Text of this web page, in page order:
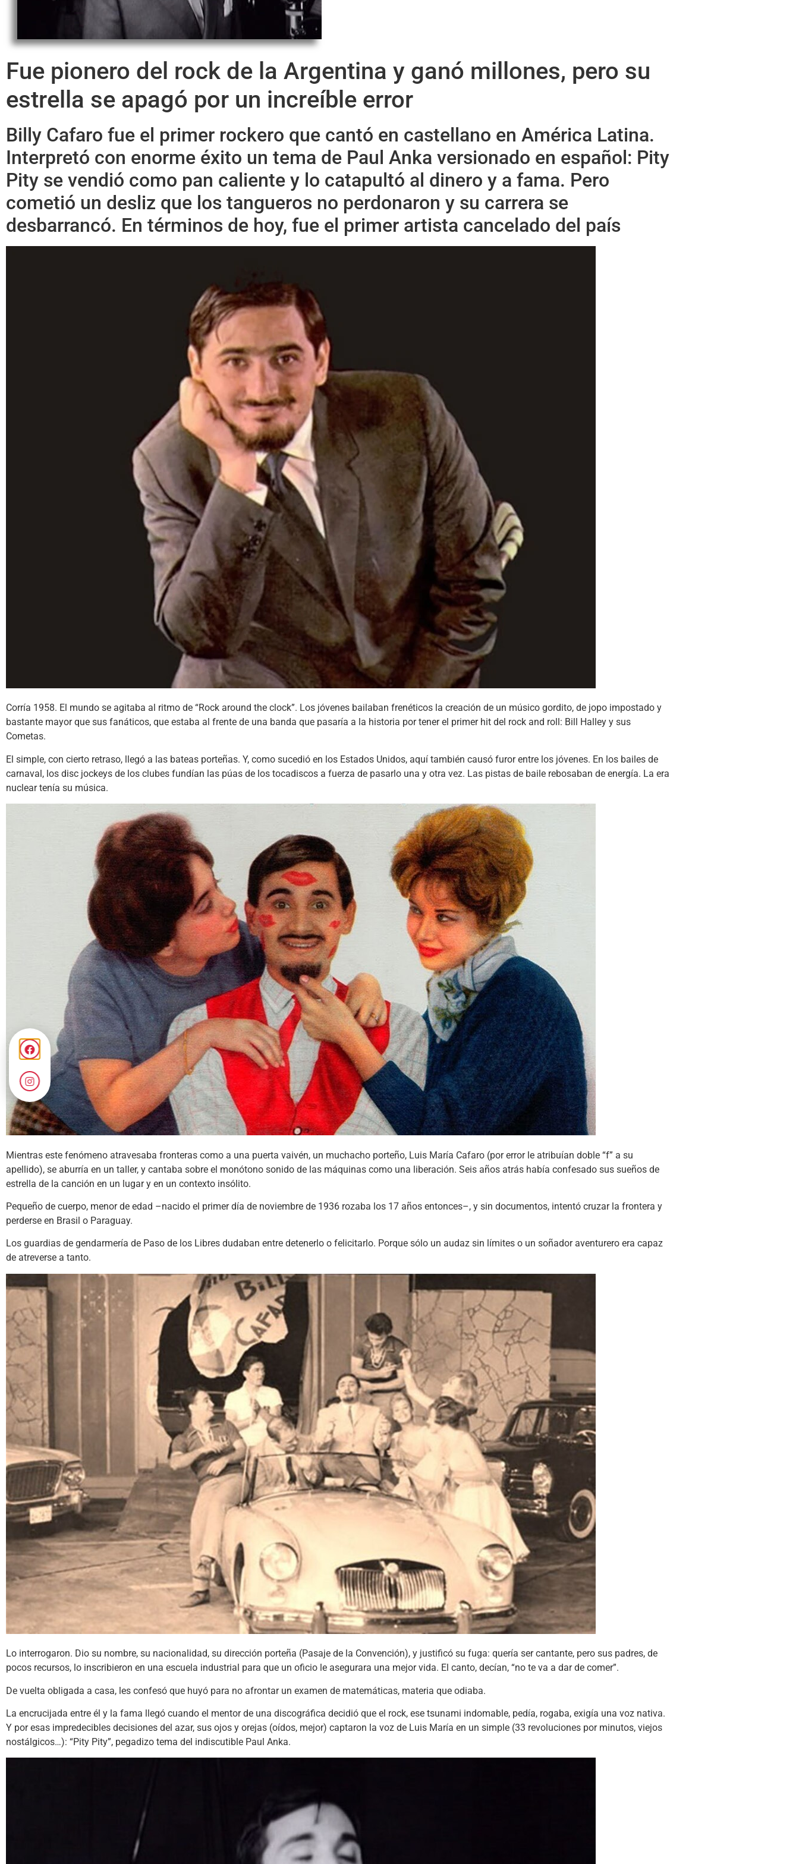
Fue pionero del rock de la Argentina y ganó millones, pero su
estrella se apagó por un increíble error
Billy Cafaro fue el primer rockero que cantó en castellano en América Latina.
Interpretó con enorme éxito un tema de Paul Anka versionado en español: Pity
Pity se vendió como pan caliente y lo catapultó al dinero y a fama. Pero
cometió un desliz que los tangueros no perdonaron y su carrera se
desbarrancó. En términos de hoy, fue el primer artista cancelado del país
Corría 1958. El mundo se agitaba al ritmo de “Rock around the clock”. Los jóvenes bailaban frenéticos la creación de un músico gordito, de jopo impostado y
bastante mayor que sus fanáticos, que estaba al frente de una banda que pasaría a la historia por tener el primer hit del rock and roll: Bill Halley y sus
Cometas.
El simple, con cierto retraso, llegó a las bateas porteñas. Y, como sucedió en los Estados Unidos, aquí también causó furor entre los jóvenes. En los bailes de
carnaval, los disc jockeys de los clubes fundían las púas de los tocadiscos a fuerza de pasarlo una y otra vez. Las pistas de baile rebosaban de energía. La era
nuclear tenía su música.
Mientras este fenómeno atravesaba fronteras como a una puerta vaivén, un muchacho porteño, Luis María Cafaro (por error le atribuían doble “f” a su
apellido), se aburría en un taller, y cantaba sobre el monótono sonido de las máquinas como una liberación. Seis años atrás había confesado sus sueños de
estrella de la canción en un lugar y en un contexto insólito.
Pequeño de cuerpo, menor de edad –nacido el primer día de noviembre de 1936 rozaba los 17 años entonces–, y sin documentos, intentó cruzar la frontera y
perderse en Brasil o Paraguay.
Los guardias de gendarmería de Paso de los Libres dudaban entre detenerlo o felicitarlo. Porque sólo un audaz sin límites o un soñador aventurero era capaz
de atreverse a tanto.
Lo interrogaron. Dio su nombre, su nacionalidad, su dirección porteña (Pasaje de la Convención), y justificó su fuga: quería ser cantante, pero sus padres, de
pocos recursos, lo inscribieron en una escuela industrial para que un oficio le asegurara una mejor vida. El canto, decían, “no te va a dar de comer”.
De vuelta obligada a casa, les confesó que huyó para no afrontar un examen de matemáticas, materia que odiaba.
La encrucijada entre él y la fama llegó cuando el mentor de una discográfica decidió que el rock, ese tsunami indomable, pedía, rogaba, exigía una voz nativa.
Y por esas impredecibles decisiones del azar, sus ojos y orejas (oídos, mejor) captaron la voz de Luis María en un simple (33 revoluciones por minutos, viejos
nostálgicos…): “Pity Pity”, pegadizo tema del indiscutible Paul Anka.